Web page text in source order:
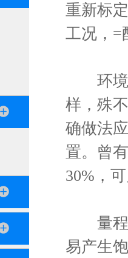
重新标
工况，=
环境
样，殊
确做法
置。曾
30%，
量程
易产生